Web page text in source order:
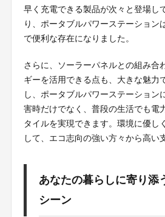
早く充電できる製品が次々と登場し
り、ポータブルパワーステーション
で便利な存在になりました。
さらに、ソーラーパネルとの組み合
ギーを活用できる点も、大きな魅力
し、ポータブルパワーステーション
害時だけでなく、普段の生活でも電
タイルを実現できます。環境に優し
して、エコ志向の強い方々から高い
あなたの暮らしに寄り添
シーン